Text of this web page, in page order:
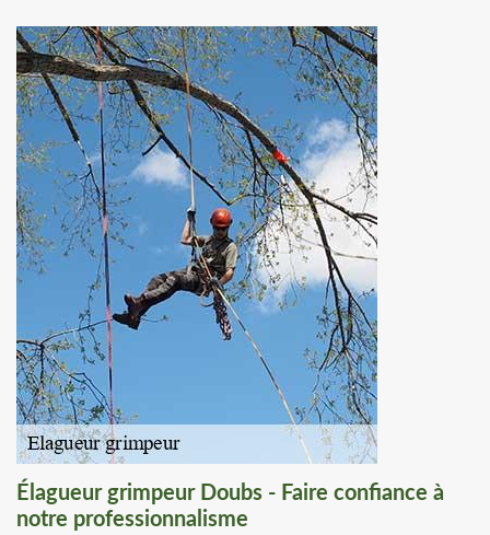
Élagueur grimpeur Doubs - Faire confiance à
notre professionnalisme